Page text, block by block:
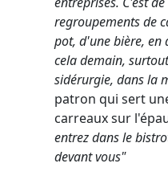
regroupements de
pot, d'une bière, en
cela demain,
sidérurgie, dans la
patron qui sert
carreaux sur
entrez dans le
devant vous"